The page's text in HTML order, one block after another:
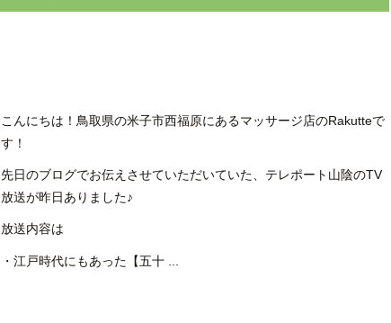
こんにちは！鳥取県の米子市西福原にあるマッサージ店のRakutteで
す！
先日のブログでお伝えさせていただいていた、テレポート山陰のTV
放送が昨日ありました♪
放送内容は
・江戸時代にもあった【五十 ...